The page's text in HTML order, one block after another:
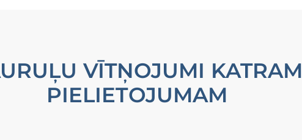
VĪTŅOJUMI KATRAM
PIELIETOJUMAM